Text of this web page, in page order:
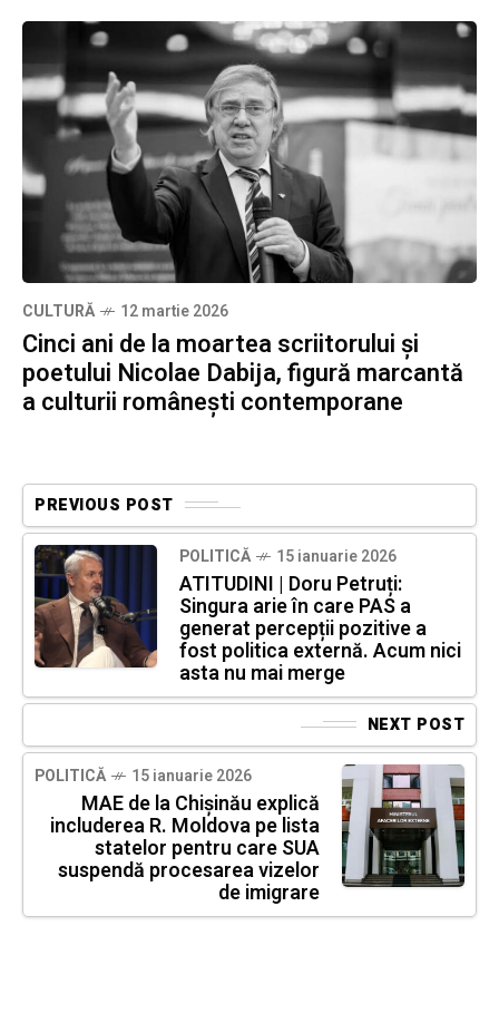
CULTURĂ 12 martie 2026
Cinci ani de la moartea scriitorului și
poetului Nicolae Dabija, figură marcantă
a culturii românești contemporane
PREVIOUS POST
POLITICĂ 15 ianuarie 2026
ATITUDINI | Doru Petruți:
Singura arie în care PAS a
generat percepții pozitive a
fost politica externă. Acum nici
asta nu mai merge
NEXT POST
POLITICĂ 15 ianuarie 2026
MAE de la Chișinău explică
includerea R. Moldova pe lista
statelor pentru care SUA
suspendă procesarea vizelor
de imigrare